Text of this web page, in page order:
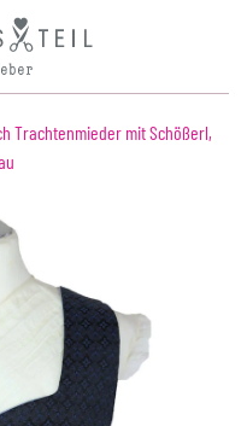
Trachtenmieder mit Schößerl,